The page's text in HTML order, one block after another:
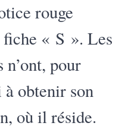
rouge
fiche « S ». Les
pour
à obtenir son
où il réside.